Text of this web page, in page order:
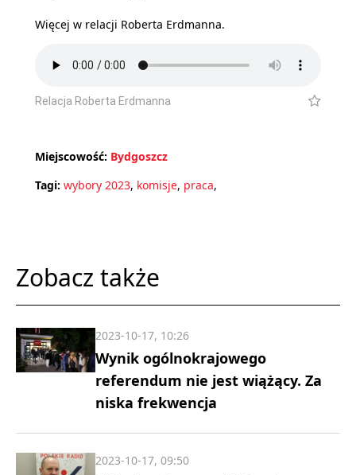
Więcej w relacji Roberta Erdmanna.
Relacja Roberta Erdmanna
Miejscowość: Bydgoszcz
Tagi: wybory 2023, komisje, praca,
Zobacz także
Wynik ogólnokrajowego
referendum nie jest wiążący. Za
niska frekwencja
2023-10-17, 10:26
2023-10-17, 09:50